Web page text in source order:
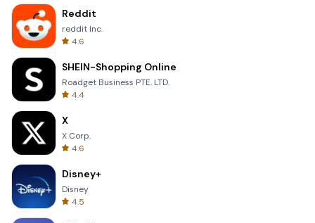
Reddit
reddit Inc.
4.6
SHEIN-Shopping Online
Roadget Business PTE. LTD.
4.4
X
X Corp.
4.6
Disney+
Disney
4.5